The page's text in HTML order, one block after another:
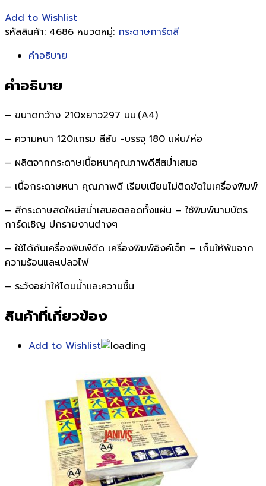
Add to Wishlist
รหัสสินค้า: 4686 หมวดหมู่: กระดาษการ์ดสี
คำอธิบาย
คำอธิบาย
– ขนาดกว้าง 210xยาว297 มม.(A4)
– ความหนา 120แกรม สีส้ม -บรรจุ 180 แผ่น/ห่อ
– ผลิตจากกระดาษเนื้อหนาคุณภาพดีสีสม่ำเสมอ
– เนื้อกระดาษหนา คุณภาพดี เรียบเนียนไม่ติดขัดในเครื่องพิมพ์
– สีกระดาษสดใหม่สม่ำเสมอตลอดทั้งแผ่น – ใช้พิมพ์นามบัตร
การ์ดเชิญ ปกรายงานต่างๆ
– ใช้ได้กับเครื่องพิมพ์ดีด เครื่องพิมพ์อิงค์เจ็ท – เก็บให้พ้นจาก
ความร้อนและเปลวไฟ
– ระวังอย่าให้โดนน้ำและความชื้น
สินค้าที่เกี่ยวข้อง
Add to Wishlist